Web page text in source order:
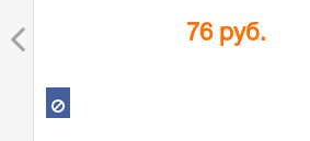
76 руб.